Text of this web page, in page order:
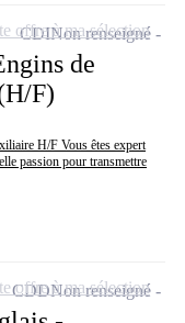
de
F)
H/F Vous êtes expert
passion pour transmettre
CDINon renseigné
offre à ma sélection
CDDNon renseigné
offre à ma sélection